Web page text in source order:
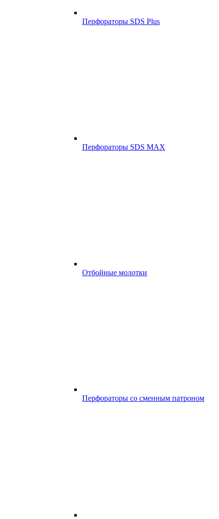
Перфораторы SDS Plus
Перфораторы SDS MAX
Отбойные молотки
Перфораторы со сменным патроном